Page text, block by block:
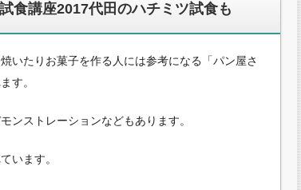
食講座2017代田のハチミツ試食も
いたりお菓子を作る人には参考になる「パン屋さ
す。
ンストレーションなどもあります。
います。